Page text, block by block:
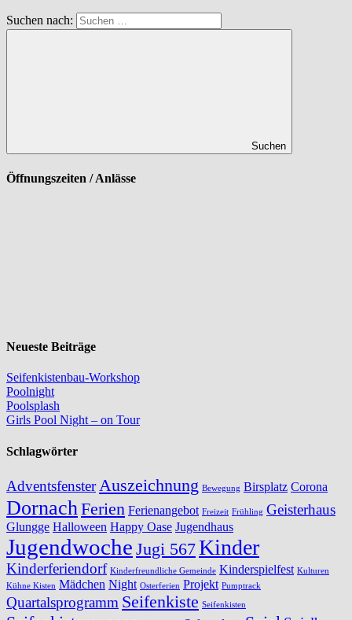
Suchen nach:
Suchen
Öffnungszeiten / Anlässe
Neueste Beiträge
Seifenkistenbau-Workshop
Poolnight
Poolsplash
Girls Pool Night – on Tour
Schlagwörter
Adventsfenster Auszeichnung Bewegung Birsplatz Corona
Dornach Ferien Ferienangebot Freizeit Frühling Geisterhaus
Glungge Halloween Happy Oase Jugendhaus
Jugendwoche Jugi 567Kinder
Kinderferiendorf Kinderfreundliche Gemeinde Kinderspielfest Kulturen
Kühne Kisten Mädchen Night Osterferien Projekt Pumptrack
Quartalsprogramm Seifenkiste Seifenkisten